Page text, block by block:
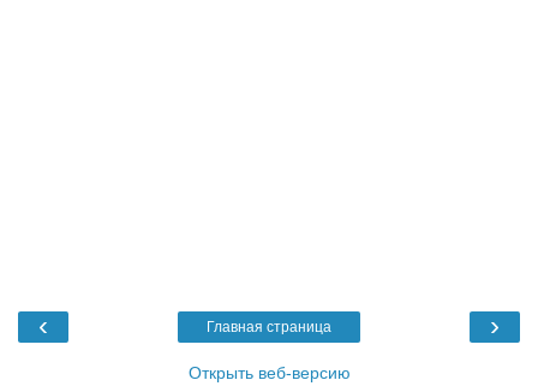
‹ ›
Главная страница
Открыть веб-версию